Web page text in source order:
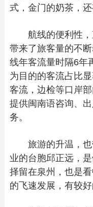
式，金门的奶茶，还
航线的便利性，
带来了旅客量的不
线年客流量时隔6年
为目的的客流占比
客流，边检等口岸
提供闽南语咨询、
务。
旅游的升温，也
业的台胞邱正远，
择留在泉州，也是
的飞速发展，有较好